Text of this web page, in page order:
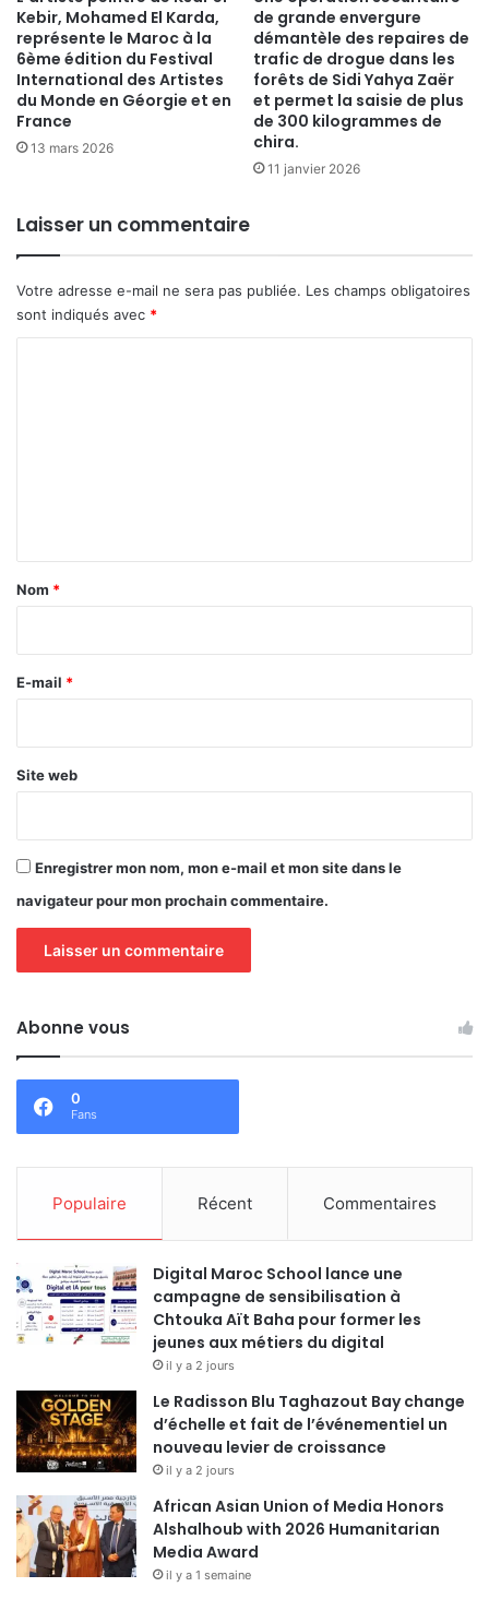
Kebir, Mohamed El Karda,
représente le Maroc à la
6ème édition du Festival
International des Artistes
du Monde en Géorgie et en
France
13 mars 2026
de grande envergure
démantèle des repaires de
trafic de drogue dans les
forêts de Sidi Yahya Zaër
et permet la saisie de plus
de 300 kilogrammes de
chira.
11 janvier 2026
Laisser un commentaire
Votre adresse e-mail ne sera pas publiée. Les champs obligatoires
sont indiqués avec *
a
e
Nom *
E-mail *
Site web
Enregistrer mon nom, mon e-mail et mon site dans le
navigateur pour mon prochain commentaire.
Abonne vous
0
Fans
Populaire Récent Commentaires
Digital Maroc School lance une
campagne de sensibilisation à
Chtouka Aït Baha pour former les
jeunes aux métiers du digital
il y a 2 jours
Le Radisson Blu Taghazout Bay change
d’échelle et fait de l’événementiel un
nouveau levier de croissance
il y a 2 jours
African Asian Union of Media Honors
Alshalhoub with 2026 Humanitarian
Media Award
il y a 1 semaine